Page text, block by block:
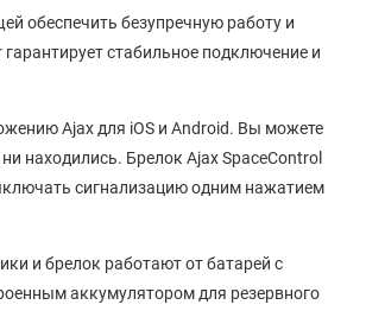
обеспечить безупречную работу и
стабильное подключение и
Ajax для iOS и Android. Вы можете
находились. Брелок Ajax SpaceControl
сигнализацию одним нажатием
и брелок работают от батарей с
аккумулятором для резервного